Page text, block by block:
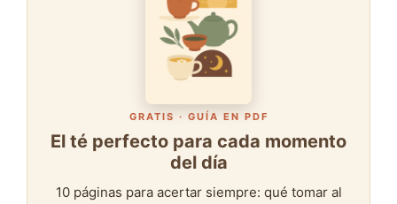
GRATIS · GUÍA EN PDF
El té perfecto para cada momento
del día
10 páginas para acertar siempre: qué tomar al